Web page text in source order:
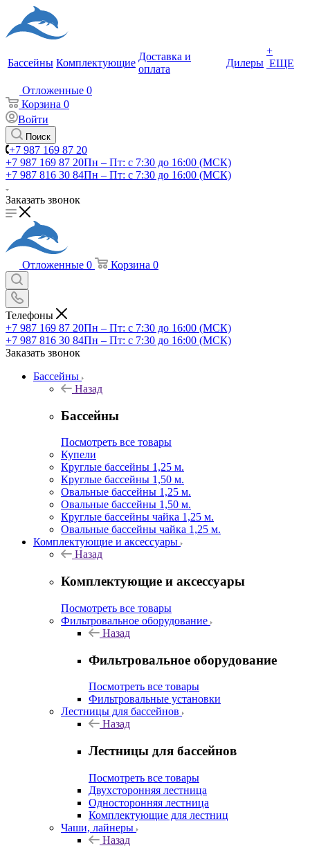
Бассейны Комплектующие
Доставка и
оплата
Дилеры
+
ЕЩЕ
Отложенные 0
Корзина 0
Войти
Поиск
+7 987 169 87 20
+7 987 169 87 20Пн – Пт: с 7:30 до 16:00 (МСК)
+7 987 816 30 84Пн – Пт: с 7:30 до 16:00 (МСК)
Заказать звонок
Отложенные 0 Корзина 0
Телефоны
+7 987 169 87 20Пн – Пт: с 7:30 до 16:00 (МСК)
+7 987 816 30 84Пн – Пт: с 7:30 до 16:00 (МСК)
Заказать звонок
Бассейны
Назад
Бассейны
Посмотреть все товары
Купели
Круглые бассейны 1,25 м.
Круглые бассейны 1,50 м.
Овальные бассейны 1,25 м.
Овальные бассейны 1,50 м.
Круглые бассейны чайка 1,25 м.
Овальные бассейны чайка 1,25 м.
Комплектующие и аксессуары
Назад
Комплектующие и аксессуары
Посмотреть все товары
Фильтровальное оборудование
Назад
Фильтровальное оборудование
Посмотреть все товары
Фильтровальные установки
Лестницы для бассейнов
Назад
Лестницы для бассейнов
Посмотреть все товары
Двухсторонняя лестница
Односторонняя лестница
Комплектующие для лестниц
Чаши, лайнеры
Назад